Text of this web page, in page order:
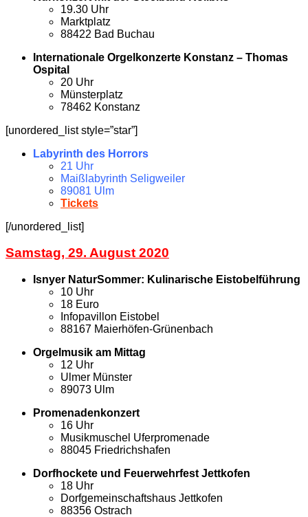
19.30 Uhr
Marktplatz
88422 Bad Buchau
Internationale Orgelkonzerte Konstanz – Thomas
Ospital
20 Uhr
Münsterplatz
78462 Konstanz
[unordered_list style=”star”]
Labyrinth des Horrors
21 Uhr
Maißlabyrinth Seligweiler
89081 Ulm
Tickets
[/unordered_list]
Samstag, 29. August 2020
Isnyer NaturSommer: Kulinarische Eistobelführung
10 Uhr
18 Euro
Infopavillon Eistobel
88167 Maierhöfen-Grünenbach
Orgelmusik am Mittag
12 Uhr
Ulmer Münster
89073 Ulm
Promenadenkonzert
16 Uhr
Musikmuschel Uferpromenade
88045 Friedrichshafen
Dorfhockete und Feuerwehrfest Jettkofen
18 Uhr
Dorfgemeinschaftshaus Jettkofen
88356 Ostrach